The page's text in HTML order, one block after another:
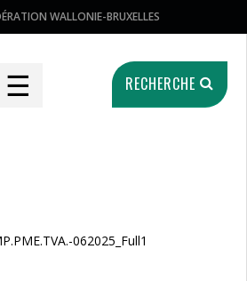
WALLONIE-BRUXELLES
☰ RECHERCHE
062025_Full1